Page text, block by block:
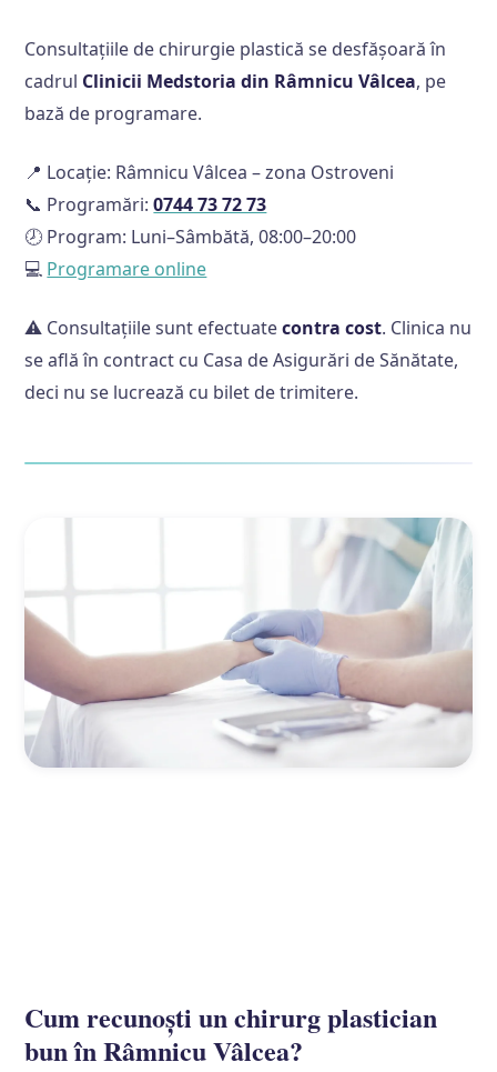
Consultațiile de chirurgie plastică se desfășoară în
cadrul Clinicii Medstoria din Râmnicu Vâlcea, pe
bază de programare.
📍 Locație: Râmnicu Vâlcea – zona Ostroveni
📞 Programări:0744 73 72 73
🕗 Program: Luni–Sâmbătă, 08:00–20:00
💻 Programare online
⚠️ Consultațiile sunt efectuatecontra cost. Clinica nu
se află în contract cu Casa de Asigurări de Sănătate,
deci nu se lucrează cu bilet de trimitere.
Cum recunoști un chirurg plastician
bun în Râmnicu Vâlcea?